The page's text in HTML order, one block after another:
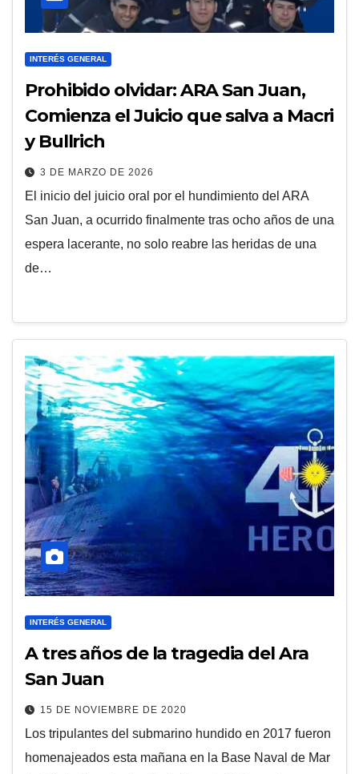
INTERÉS GENERAL
Prohibido olvidar: ARA San Juan,
Comienza el Juicio que salva a Macri
y Bullrich
3 DE MARZO DE 2026
El inicio del juicio oral por el hundimiento del ARA
San Juan, a ocurrido finalmente tras ocho años de una
espera lacerante, no solo reabre las heridas de una
de…
INTERÉS GENERAL
A tres años de la tragedia del Ara
San Juan
15 DE NOVIEMBRE DE 2020
Los tripulantes del submarino hundido en 2017 fueron
homenajeados esta mañana en la Base Naval de Mar